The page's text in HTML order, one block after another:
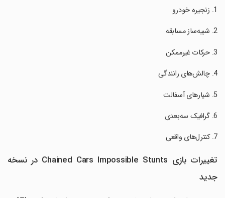
تغییرات بازی Chained Cars Impossible Stunts در نسخه
جدید